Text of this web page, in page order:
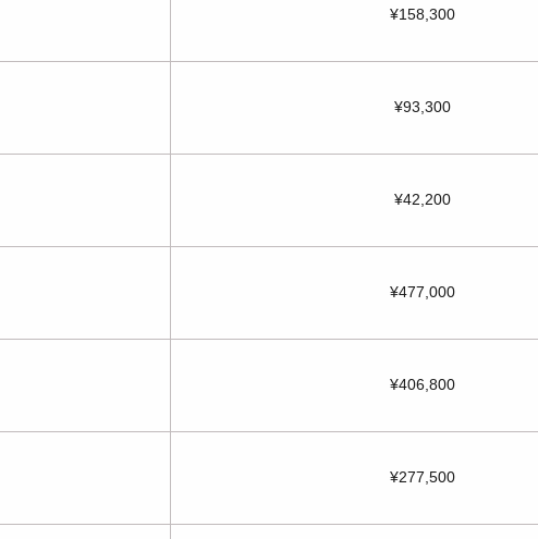
¥158,300
¥93,300
¥42,200
¥477,000
¥406,800
¥277,500